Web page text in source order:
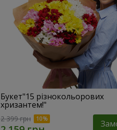
Букет"15 різнокольорових
хризантем!"
2 399 грн